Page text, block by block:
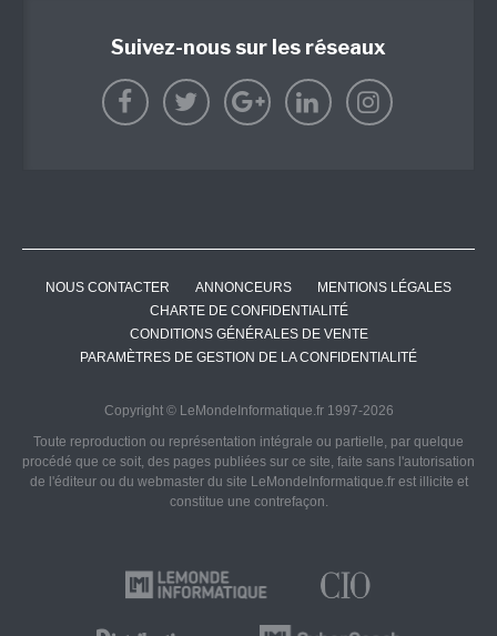
Suivez-nous sur les réseaux
NOUS CONTACTER ANNONCEURS
MENTIONS LÉGALES
CHARTE DE CONFIDENTIALITÉ
CONDITIONS GÉNÉRALES DE VENTE
PARAMÈTRES DE GESTION DE LA CONFIDENTIALITÉ
Copyright © LeMondeInformatique.fr 1997-2026
Toute reproduction ou représentation intégrale ou partielle, par quelque
procédé que ce soit, des pages publiées sur ce site, faite sans l'autorisation
de l'éditeur ou du webmaster du site LeMondeInformatique.fr est illicite et
constitue une contrefaçon.